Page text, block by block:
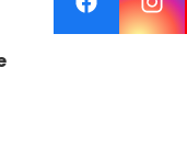
Facebook